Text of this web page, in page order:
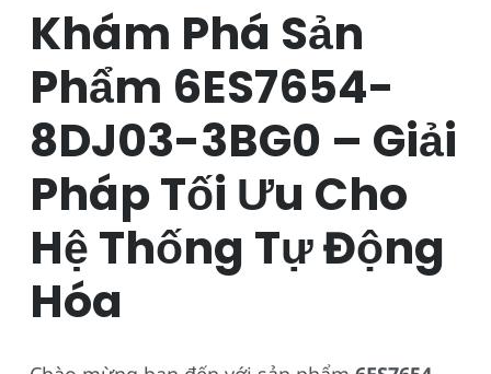
Khám Phá Sản
Phẩm 6ES7654-
8DJ03-3BG0 – Giải
Pháp Tối Ưu Cho
Hệ Thống Tự Động
Hóa